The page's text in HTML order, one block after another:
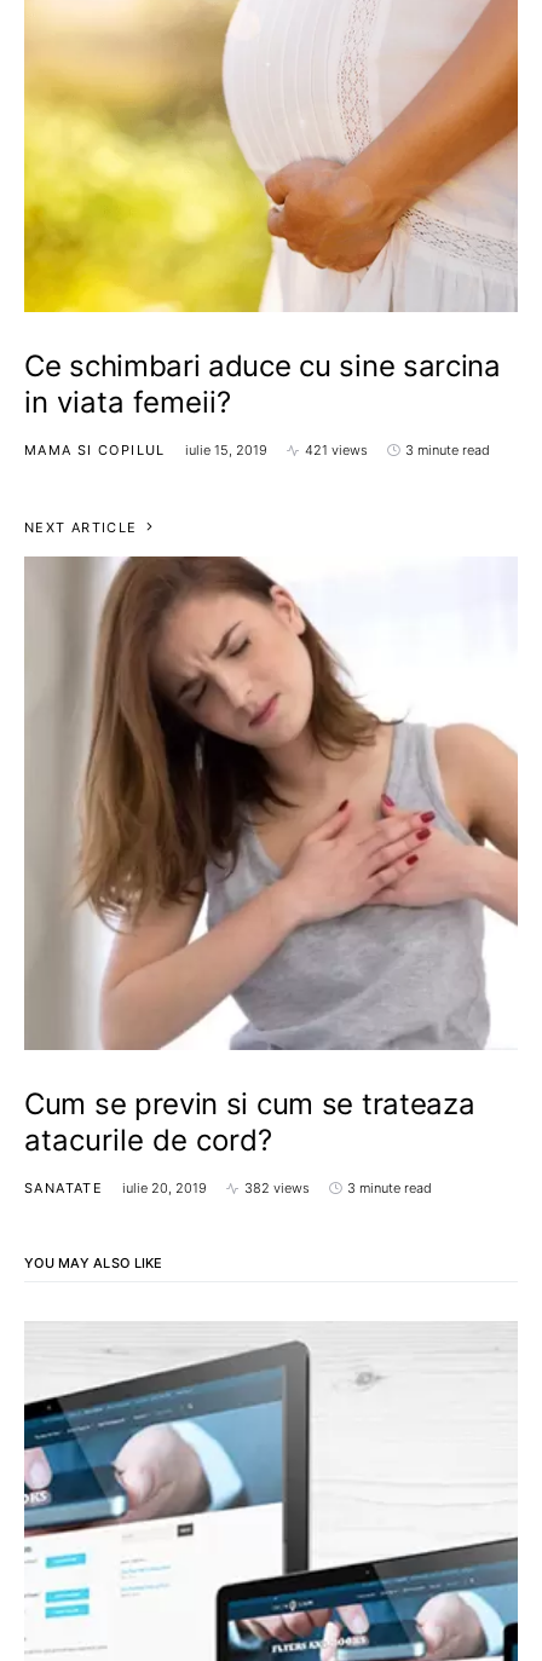
Ce schimbari aduce cu sine sarcina
in viata femeii?
MAMA SI COPILUL iulie 15, 2019 421 views 3 minute read
NEXT ARTICLE
Cum se previn si cum se trateaza
atacurile de cord?
SANATATE iulie 20, 2019 382 views 3 minute read
YOU MAY ALSO LIKE